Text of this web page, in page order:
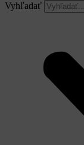
Vyhľadať